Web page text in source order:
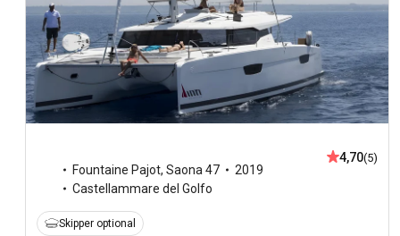
Fountaine Pajot, Saona 47
2019
Castellammare del Golfo
4,70(5)
Skipper optional